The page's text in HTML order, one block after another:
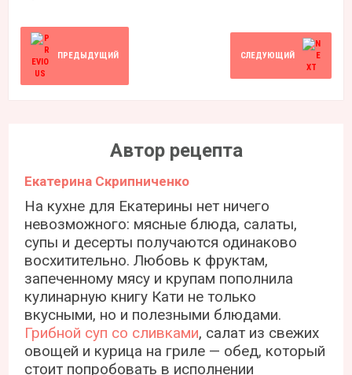
ПРЕДЫДУЩИЙ СЛЕДУЮЩИЙ
Автор рецепта
Екатерина Скрипниченко
На кухне для Екатерины нет ничего
невозможного: мясные блюда, салаты,
супы и десерты получаются одинаково
восхитительно. Любовь к фруктам,
запеченному мясу и крупам пополнила
кулинарную книгу Кати не только
вкусными, но и полезными блюдами.
Грибной суп со сливками, салат из свежих
овощей и курица на гриле — обед, который
стоит попробовать в исполнении